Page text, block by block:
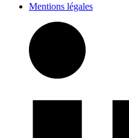
Mentions légales